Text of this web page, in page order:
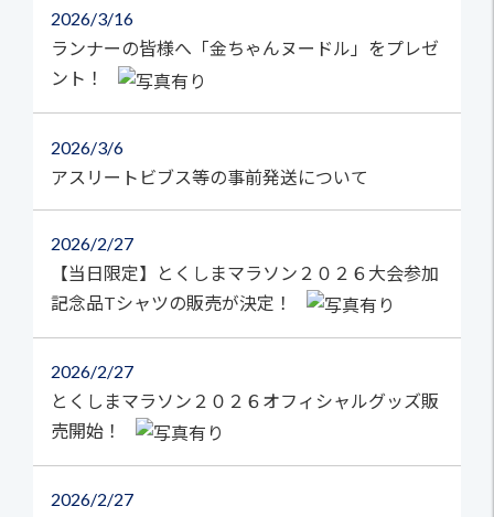
2026 3/16
ランナーの皆様へ「金ちゃんヌードル」をプレゼ
ント！
2026 3/6
アスリートビブス等の事前発送について
2026 2/27
【当日限定】とくしまマラソン２０２６大会参加
記念品Tシャツの販売が決定！
2026 2/27
とくしまマラソン２０２６オフィシャルグッズ販
売開始！
2026 2/27